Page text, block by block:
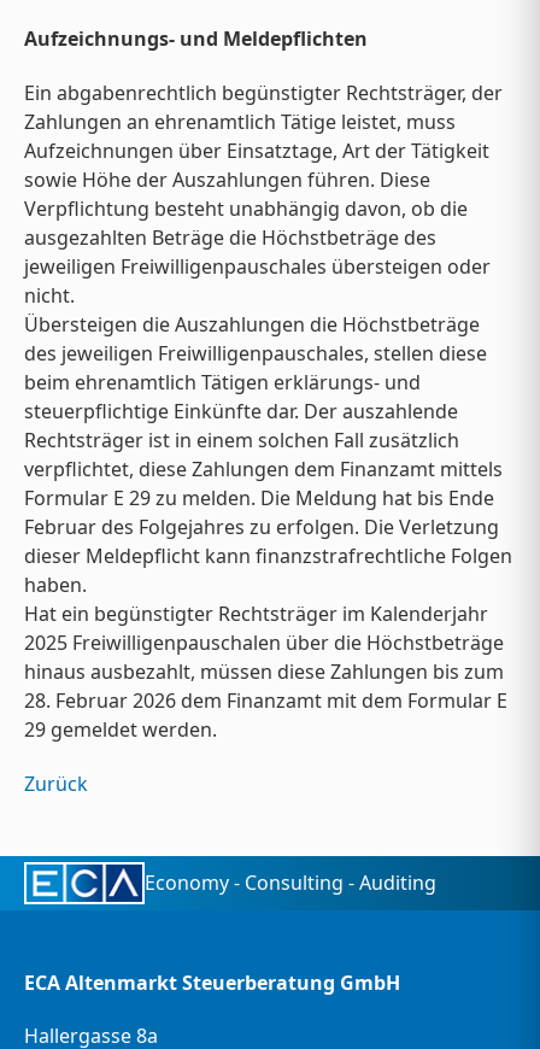
Aufzeichnungs- und Meldepflichten
Ein abgabenrechtlich begünstigter Rechtsträger, der
Zahlungen an ehrenamtlich Tätige leistet, muss
Aufzeichnungen über Einsatztage, Art der Tätigkeit
sowie Höhe der Auszahlungen führen. Diese
Verpflichtung besteht unabhängig davon, ob die
ausgezahlten Beträge die Höchstbeträge des
jeweiligen Freiwilligenpauschales übersteigen oder
nicht.
Übersteigen die Auszahlungen die Höchstbeträge
des jeweiligen Freiwilligenpauschales, stellen diese
beim ehrenamtlich Tätigen erklärungs- und
steuerpflichtige Einkünfte dar. Der auszahlende
Rechtsträger ist in einem solchen Fall zusätzlich
verpflichtet, diese Zahlungen dem Finanzamt mittels
Formular E 29 zu melden. Die Meldung hat bis Ende
Februar des Folgejahres zu erfolgen. Die Verletzung
dieser Meldepflicht kann finanzstrafrechtliche Folgen
haben.
Hat ein begünstigter Rechtsträger im Kalenderjahr
2025 Freiwilligenpauschalen über die Höchstbeträge
hinaus ausbezahlt, müssen diese Zahlungen bis zum
28. Februar 2026 dem Finanzamt mit dem Formular E
29 gemeldet werden.
Zurück
Economy - Consulting - Auditing
ECA Altenmarkt Steuerberatung GmbH
Hallergasse 8a